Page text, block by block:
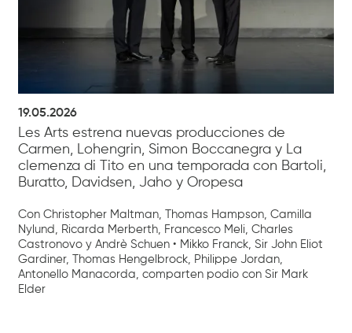
19.05.2026
Les Arts estrena nuevas producciones de
Carmen, Lohengrin, Simon Boccanegra y La
clemenza di Tito en una temporada con Bartoli,
Buratto, Davidsen, Jaho y Oropesa
Con Christopher Maltman, Thomas Hampson, Camilla
Nylund, Ricarda Merberth, Francesco Meli, Charles
Castronovo y Andrè Schuen • Mikko Franck, Sir John Eliot
Gardiner, Thomas Hengelbrock, Philippe Jordan,
Antonello Manacorda, comparten podio con Sir Mark
Elder